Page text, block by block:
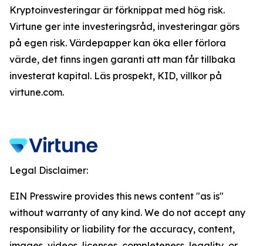
Kryptoinvesteringar är förknippat med hög risk.
Virtune ger inte investeringsråd, investeringar görs
på egen risk. Värdepapper kan öka eller förlora
värde, det finns ingen garanti att man får tillbaka
investerat kapital. Läs prospekt, KID, villkor på
virtune.com.
Legal Disclaimer:
EIN Presswire provides this news content "as is"
without warranty of any kind. We do not accept any
responsibility or liability for the accuracy, content,